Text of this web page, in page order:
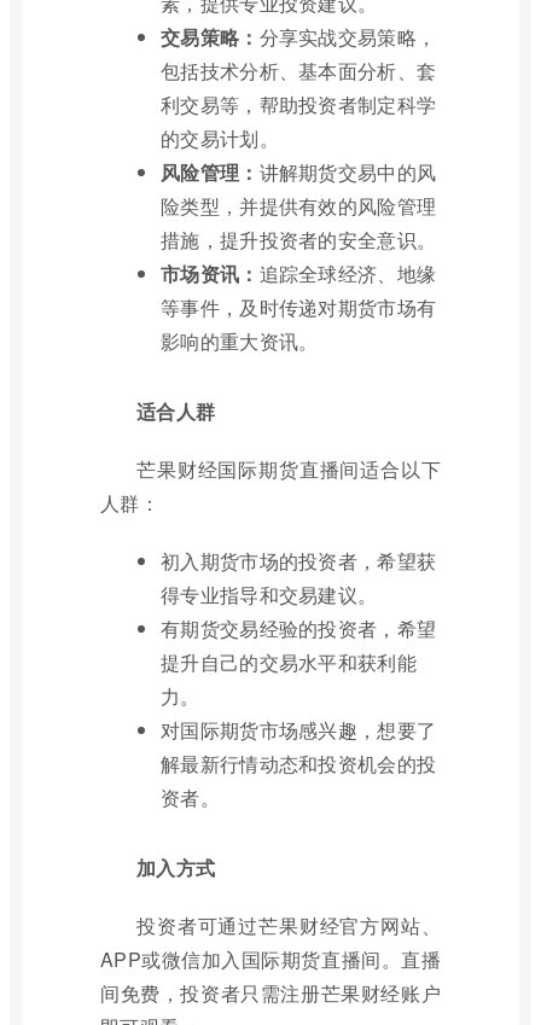
交易策略： 分享实战交易策略，
包括技术分析、基本面分析、套
利交易等，帮助投资者制定科学
的交易计划。
风险管理： 讲解期货交易中的风
险类型，并提供有效的风险管理
措施，提升投资者的安全意识。
市场资讯： 追踪全球经济、地缘
等事件，及时传递对期货市场有
影响的重大资讯。
适合人群
芒果财经国际期货直播间适合以下
人群：
初入期货市场的投资者，希望获
得专业指导和交易建议。
有期货交易经验的投资者，希望
提升自己的交易水平和获利能
力。
对国际期货市场感兴趣，想要了
解最新行情动态和投资机会的投
资者。
加入方式
投资者可通过芒果财经官方网站、
APP或微信加入国际期货直播间。直播
间免费，投资者只需注册芒果财经账户